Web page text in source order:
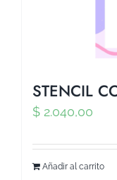
STENCIL
$ 2.040,00
Añadir al carrito